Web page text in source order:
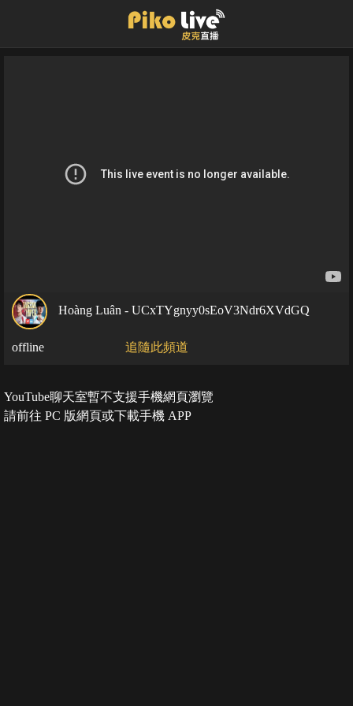
Hoàng Luân - UCxTYgnyy0sEoV3Ndr6XVdGQ
offline 追隨此頻道
YouTube聊天室暫不支援手機網頁瀏覽
請前往 PC 版網頁或下載手機 APP